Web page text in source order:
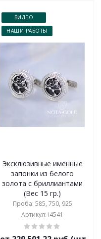
ВИДЕО
НАШИ РАБОТЫ
Эксклюзивные именные
запонки из белого
золота с бриллиантами
(Вес 15 гр.)
Проба: 585, 750, 925
Артикул: i4541